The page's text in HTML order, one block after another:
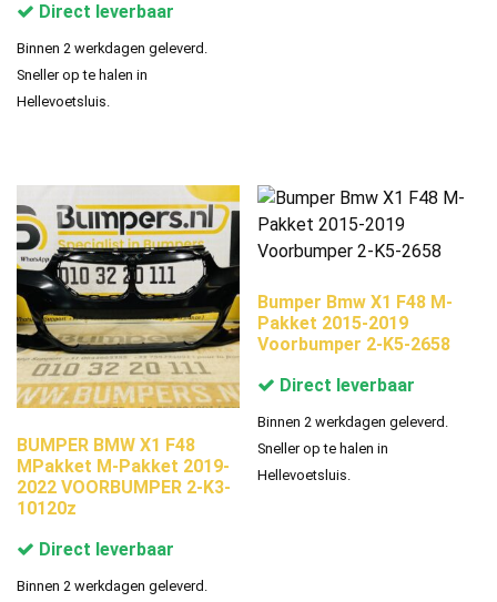
Direct leverbaar
Binnen 2 werkdagen geleverd.
Sneller op te halen in
Hellevoetsluis.
BUMPER BMW X1 F48
MPakket M-Pakket 2019-
2022 VOORBUMPER 2-K3-
10120z
Direct leverbaar
Binnen 2 werkdagen geleverd.
Bumper Bmw X1 F48 M-
Pakket 2015-2019
Voorbumper 2-K5-2658
Direct leverbaar
Binnen 2 werkdagen geleverd.
Sneller op te halen in
Hellevoetsluis.